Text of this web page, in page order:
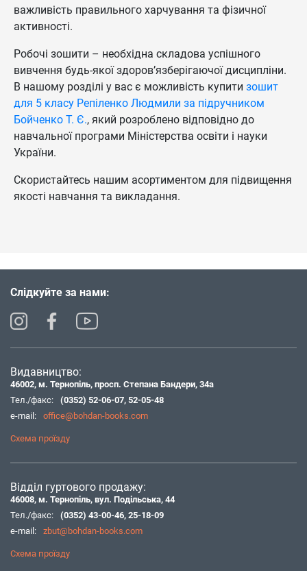
важливість правильного харчування та фізичної
активності.
Робочі зошити – необхідна складова успішного
вивчення будь-якої здоров’язберігаючої дисципліни.
В нашому розділі у вас є можливість купити зошит
для 5 класу Репіленко Людмили за підручником
Бойченко Т. Є., який розроблено відповідно до
навчальної програми Міністерства освіти і науки
України.
Скористайтесь нашим асортиментом для підвищення
якості навчання та викладання.
Слідкуйте за нами:
Видавництво:
46002, м. Тернопіль, просп. Степана Бандери, 34а
Тел./факс:
(0352) 52-06-07, 52-05-48
e-mail:
office@bohdan-books.com
Схема проїзду
Відділ гуртового продажу:
46008, м. Тернопіль, вул. Подільська, 44
Тел./факс:
(0352) 43-00-46, 25-18-09
e-mail:
zbut@bohdan-books.com
Схема проїзду